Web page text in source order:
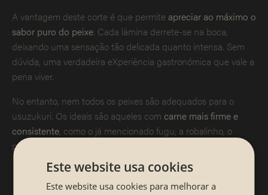
A vantagem deste corte é que permite apreciar ao máximo o
sabor puro do peixe. Cada lâmina derrete-se na boca,
deixando uma sensação tão delicada quanto intensa. Sem
dúvida, uma verdadeira eXperiência gastronómica que vale a
pena viver.
No entanto, nem todos os peixes são adequados para o
usuzukuri. Os ideais são aqueles com carne mais firme e
consistente, como o já mencionado fugu, a robalinho, o
pargo ou o linguado.
Aliás, mesmo que já os conheças bem, não custa
lembrar que existemdiferenças entre sashimi e
Este website usa cookies
Este website usa cookies para melhorar a